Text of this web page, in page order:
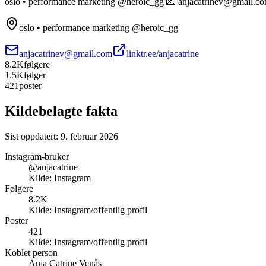
oslo • performance marketing @heroic_gg
anjacatrinev@gmail.com
linktr.ee/anjacatrine
8.2Kfølgere
1.5Kfølger
421poster
Kildebelagte fakta
Sist oppdatert: 9. februar 2026
Instagram-bruker
@anjacatrine
Kilde: Instagram
Følgere
8.2K
Kilde: Instagram/offentlig profil
Poster
421
Kilde: Instagram/offentlig profil
Koblet person
Anja Catrine Venås